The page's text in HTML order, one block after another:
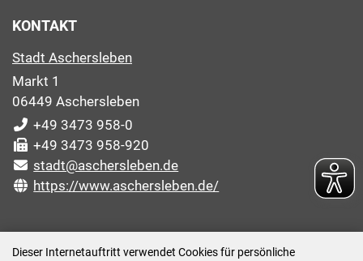
Dieser Internetauftritt verwendet Cookies für persönliche
KONTAKT
Stadt Aschersleben
Markt 1
06449 Aschersleben
+49 3473 958-0
+49 3473 958-920
stadt@aschersleben.de
https://www.aschersleben.de/